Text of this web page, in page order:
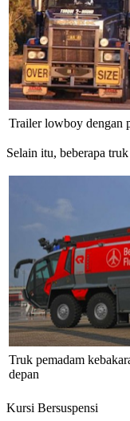
Trailer lowboy dengan
Selain itu, beberapa
Truk pemadam
depan
Kursi Bersuspensi